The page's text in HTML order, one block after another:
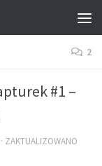
2
#1 –
· ZAKTUALIZOWANO